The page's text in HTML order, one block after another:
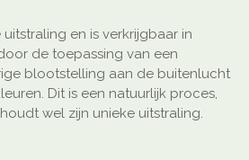
en is verkrijgbaar in
de toepassing van een
blootstelling aan de buitenlucht
Dit is een natuurlijk proces,
wel zijn unieke uitstraling.